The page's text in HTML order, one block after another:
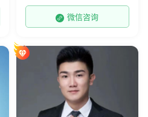
微信咨询